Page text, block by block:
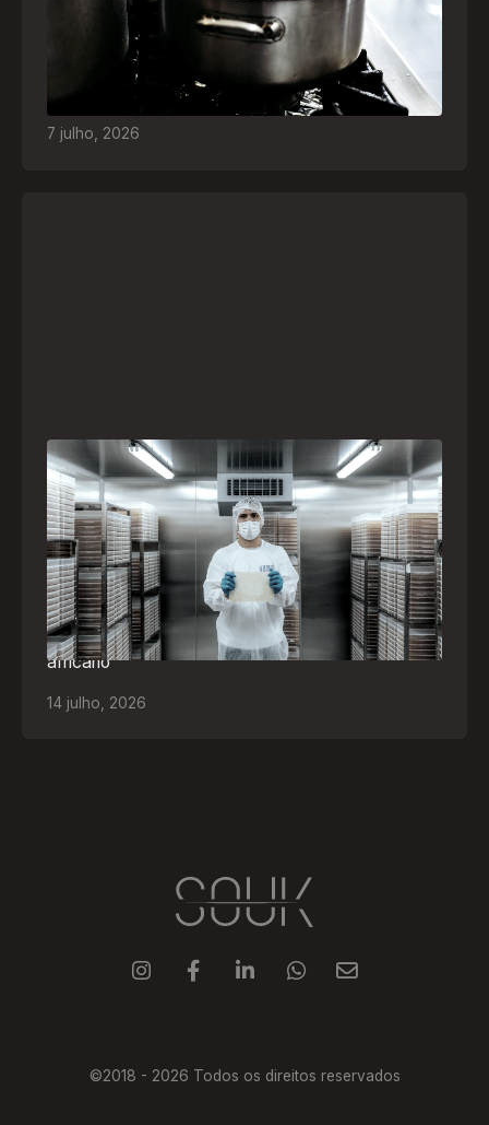
O inverno chegou e, com ele, práticas perigosas
para espantar o frio voltam a ser comuns. Saiba
quais são os riscos e como agir em caso de
7 julho, 2026
A paranaense Vuelo Pharma é uma das 13
empresas brasileiras selecionadas para
representar o Brasil na maior feira de
negócios de Angola
Empresa participará da FILDA 2026, em Luanda,
levando tecnologias brasileiras para tratamento de
feridas, ostomia e proteção cutânea ao mercado
africano
14 julho 2026
    
©2018 - 2026 Todos os direitos reservados